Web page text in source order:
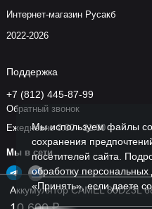
Мы используем файлы
сохранения
посетителей сайта.
обработку
«Принять», если даете
Интернет-магазин Русакб
2022-2026
Поддержка
+7 (812) 445-87-99
Обратный звонок
Ежедневно 9:00 - 21:00
Мы в сети